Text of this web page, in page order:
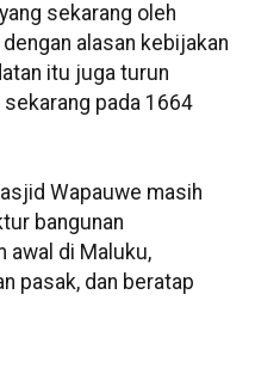
sekarang oleh
alasan kebijakan
itu juga turun
pada 1664
Wapauwe masih
bangunan
awal di Maluku,
pasak, dan beratap